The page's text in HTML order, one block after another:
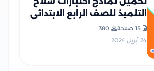
التلميذ للصف الرابع الابتدائي
في اللغة العربية مع إجاباتها
النموذجية
15 صفحة
380
24 أبريل 2024